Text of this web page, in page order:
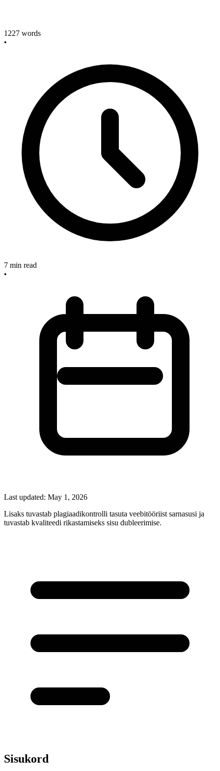
1227 words
•
7 min read
•
Last updated: May 1, 2026
Lisaks tuvastab plagiaadikontrolli tasuta veebitööriist sarnasusi ja
tuvastab kvaliteedi rikastamiseks sisu dubleerimise.
Sisukord